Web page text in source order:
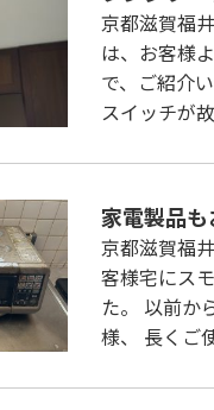
京都滋賀福
は、お客様
で、ご紹介
スイッチが
家電製品も
京都滋賀福
客様宅にス
た。 以前か
様、 長くご